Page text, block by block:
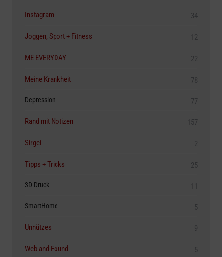
Instagram 34
Joggen, Sport + Fitness 12
ME EVERYDAY 22
Meine Krankheit 78
Depression 77
Rand mit Notizen 157
Sirgei 2
Tipps + Tricks 25
3D Druck 11
SmartHome 5
Unnützes 9
Web and Found 5